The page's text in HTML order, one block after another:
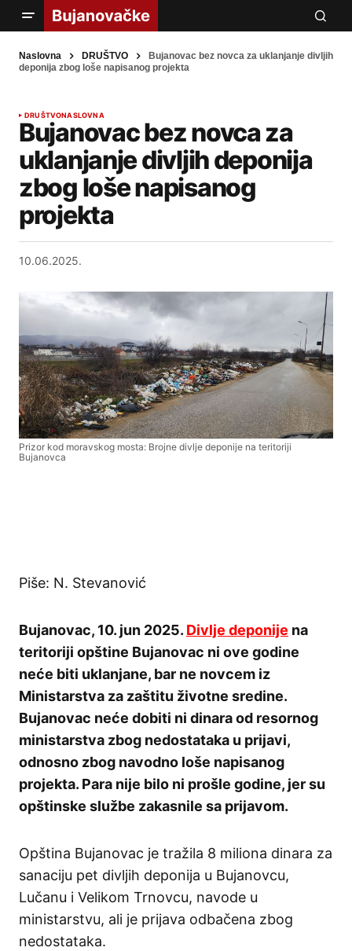
Naslovna DRUŠTVO
Bujanovac bez novca za uklanjanje divljih
deponija zbog loše napisanog projekta
DRUŠTVONASLOVNA
Bujanovac bez novca za
uklanjanje divljih deponija
zbog loše napisanog
projekta
10.06.2025.
Prizor kod moravskog mosta: Brojne divlje deponije na teritoriji
Bujanovca
Piše: N. Stevanović
Bujanovac, 10. jun 2025. Divlje deponije na
teritoriji opštine Bujanovac ni ove godine
neće biti uklanjane, bar ne novcem iz
Ministarstva za zaštitu životne sredine.
Bujanovac neće dobiti ni dinara od resornog
ministarstva zbog nedostataka u prijavi,
odnosno zbog navodno loše napisanog
projekta. Para nije bilo ni prošle godine, jer su
opštinske službe zakasnile sa prijavom.
Opština Bujanovac je tražila 8 miliona dinara za
sanaciju pet divljih deponija u Bujanovcu,
Lučanu i Velikom Trnovcu, navode u
ministarstvu, ali je prijava odbačena zbog
nedostataka.